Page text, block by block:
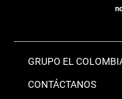
GRUPO EL
CONTÁCTANOS